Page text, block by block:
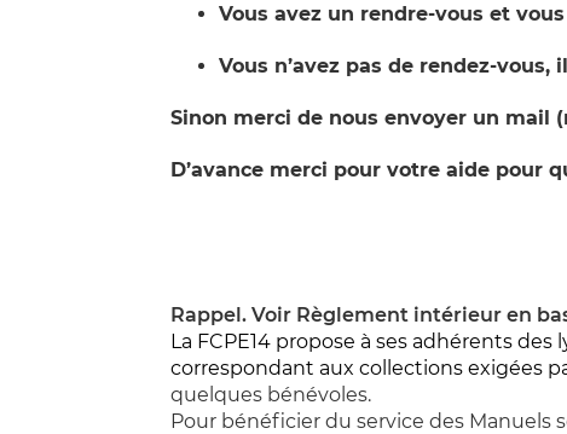
Vous avez un rendre-vous et
Vous n’avez pas de rendez-
Sinon merci de nous envoyer un mail
D’avance merci pour votre aide pour
Rappel. Voir Règlement intérieur en
La FCPE14 propose à ses adhérents
correspondant aux collections exigées
quelques bénévoles.
Pour bénéficier du service des Manuels